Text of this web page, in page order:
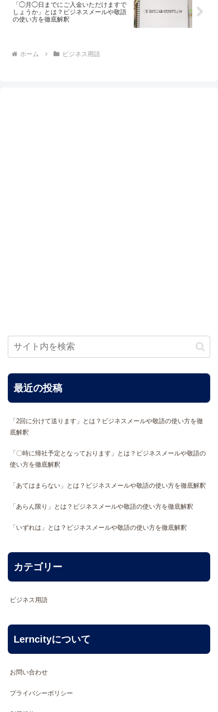
「◯月◯日までにご入金いただけますで
しょうか」とは？ビジネスメールや敬語
の使い方を徹底解釈
ホーム ビジネス用語
最近の投稿
「2回に分けて送ります」とは？ビジネスメールや敬語の使い方を徹
底解釈
「〇時に帰社予定となっております」とは？ビジネスメールや敬語の
使い方を徹底解釈
「あてはまらない」とは？ビジネスメールや敬語の使い方を徹底解釈
「あらん限り」とは？ビジネスメールや敬語の使い方を徹底解釈
「いずれは」とは？ビジネスメールや敬語の使い方を徹底解釈
カテゴリー
ビジネス用語
Lerncityについて
お問い合わせ
プライバシーポリシー